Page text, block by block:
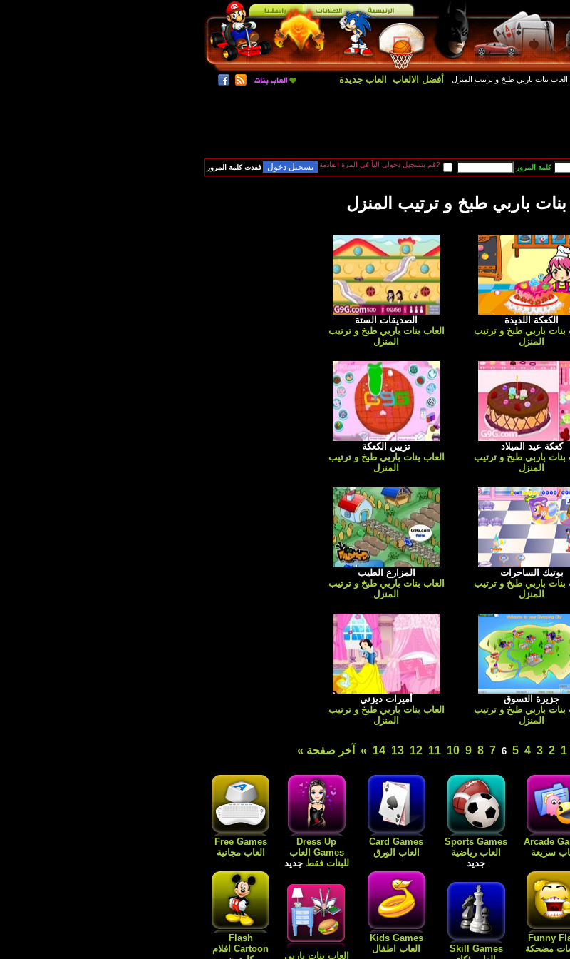
العاب بنات باربي طبخ و ترتيب المنزل أفضل الالعاب العاب جديدة
فقدت كلمة المرور قم بتسجيل دخولي آلياً في المرة القادمة?
بنات باربي طبخ و ترتيب المنزل
الكعكة اللذيذة
بنات باربي طبخ و ترتيب
المنزل
الصديقات الستة
العاب بنات باربي طبخ و ترتيب
المنزل
كعكة عيد الميلاد
بنات باربي طبخ و ترتيب
المنزل
تزيين الكعكة
العاب بنات باربي طبخ و ترتيب
المنزل
بوتيك الساحرات
بنات باربي طبخ و ترتيب
المنزل
المزارع الطيب
العاب بنات باربي طبخ و ترتيب
المنزل
جزيرة التسوق
بنات باربي طبخ و ترتيب
المنزل
أميرات ديزني
العاب بنات باربي طبخ و ترتيب
المنزل
1
2
3
4
5
6
7
8
9
10
11
12
13
14
» آخر صفحة »
Arcade
سريعة
Funny
مضحكة
Sports Games
العاب رياضية
جديد
Skill Games
Card Games
العاب الورق
Kids Games
العاب اطفال
Dress Up
Games العاب
للبنات فقط جديد
العاب بنات باربي
Free Games
العاب مجانية
Flash
Cartoon افلام